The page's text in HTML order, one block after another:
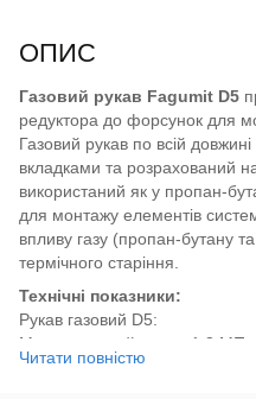
ОПИС
Газовий рукав Fagumit D5
редуктора до форсунок для
Газовий рукав по всій
вкладками та розрахований
використаний як у пропан-
для монтажу елементів
впливу газу (пропан-бутану
термічного старіння.
Технічні показники:
Рукав газовий D5:
Максимальний тиск – 1,8 МПа;
Робочий тиск – 0,45 МПа;
Читати повністю